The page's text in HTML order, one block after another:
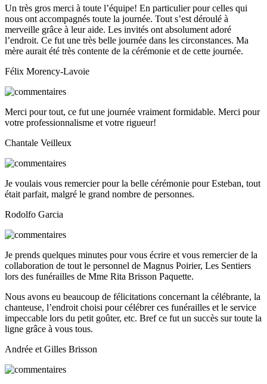
Un très gros merci à toute l’équipe! En particulier pour celles qui
nous ont accompagnés toute la journée. Tout s’est déroulé à
merveille grâce à leur aide. Les invités ont absolument adoré
l’endroit. Ce fut une très belle journée dans les circonstances. Ma
mère aurait été très contente de la cérémonie et de cette journée.
Félix Morency-Lavoie
Merci pour tout, ce fut une journée vraiment formidable. Merci pour
votre professionnalisme et votre rigueur!
Chantale Veilleux
Je voulais vous remercier pour la belle cérémonie pour Esteban, tout
était parfait, malgré le grand nombre de personnes.
Rodolfo Garcia
Je prends quelques minutes pour vous écrire et vous remercier de la
collaboration de tout le personnel de Magnus Poirier, Les Sentiers
lors des funérailles de Mme Rita Brisson Paquette.
Nous avons eu beaucoup de félicitations concernant la célébrante, la
chanteuse, l’endroit choisi pour célébrer ces funérailles et le service
impeccable lors du petit goûter, etc. Bref ce fut un succès sur toute la
ligne grâce à vous tous.
Andrée et Gilles Brisson